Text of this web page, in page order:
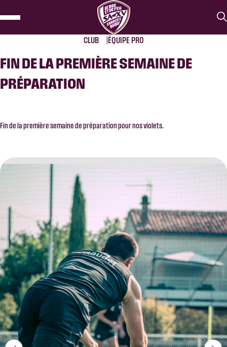
CLUB ÉQUIPE PRO
FIN DE LA PREMIÈRE SEMAINE DE
PRÉPARATION
Fin de la première semaine de préparation pour nos violets.